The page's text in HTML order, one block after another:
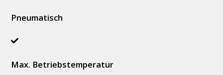
Pneumatisch
Max. Betriebstemperatur